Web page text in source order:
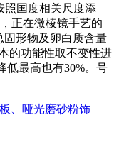
照国度相关尺度添
正在微棱镜手艺的
固形物及卵白质含量
的功能性取不变性进
低最高也有30%。号
、哑光磨砂粉饰